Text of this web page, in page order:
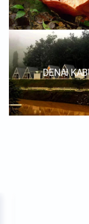
DENAI